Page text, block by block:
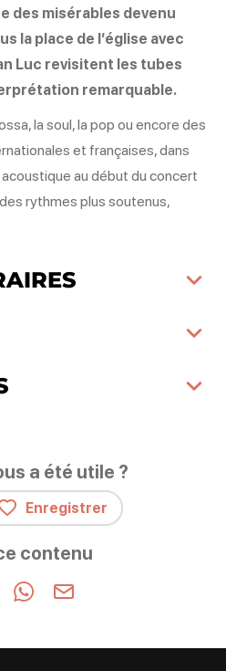
des misérables devenu
la place de l’église avec
Luc revisitent les tubes
remarquable.
la soul, la pop ou encore des
et françaises, dans
au début du concert
rythmes plus soutenus,
a été utile ?
Enregistrer
contenu
Facebook (nouvelle fenêtre)
sur X / Twitter (nouvelle
Partager sur WhatsApp
Partager par mail